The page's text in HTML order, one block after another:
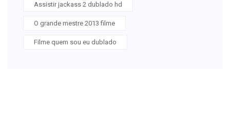
Assistir jackass 2 dublado hd
O grande mestre 2013 filme
Filme quem sou eu dublado